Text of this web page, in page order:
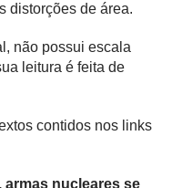
distorções de área.
não possui escala
leitura é feita de
contidos nos links
nucleares se